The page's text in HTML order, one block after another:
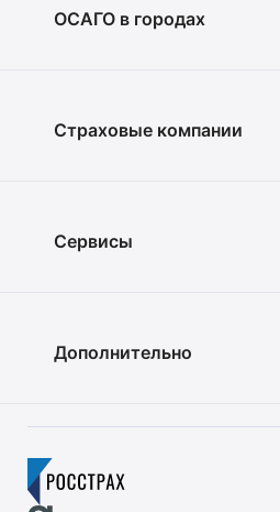
ОСАГО в городах
Страховые компании
Сервисы
Дополнительно